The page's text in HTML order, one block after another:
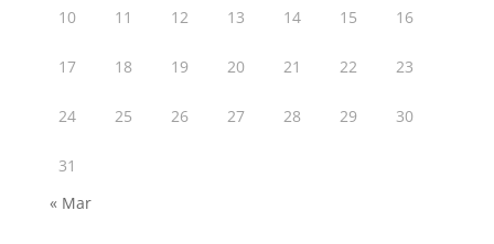
10 11 12 13 14 15 16
17 18 19 20 21 22 23
24 25 26 27 28 29 30
31
« Mar